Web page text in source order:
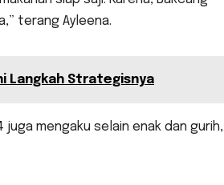
terang Ayleena.
Langkah Strategisnya
juga mengaku selain enak dan gurih,